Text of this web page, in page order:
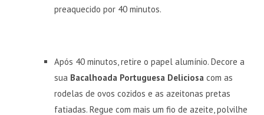
preaquecido por 40 minutos.
Após 40 minutos, retire o papel alumínio. Decore a
sua Bacalhoada Portuguesa Deliciosa com as
rodelas de ovos cozidos e as azeitonas pretas
fatiadas. Regue com mais um fio de azeite, polvilhe